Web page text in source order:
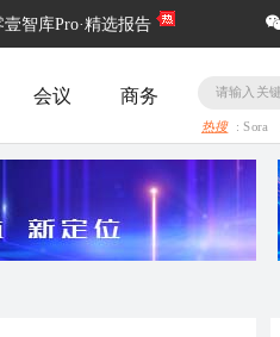
壹智库Pro·精选报告
会议 商务
热搜 :Sora